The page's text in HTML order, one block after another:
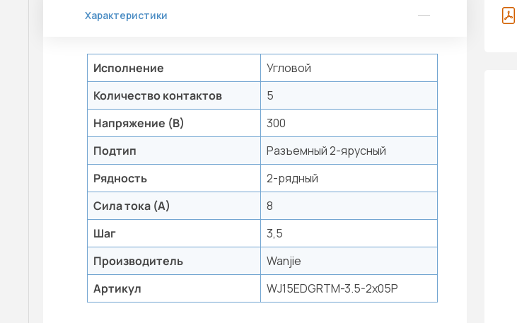
Характеристики
Исполнение
Угловой
Количество контактов
5
Напряжение (В)
300
Подтип
Разъемный 2-ярусный
Рядность
2-рядный
Сила тока (А)
8
Шаг
3,5
Производитель
Wanjie
Артикул
WJ15EDGRTM-3.5-2x05P